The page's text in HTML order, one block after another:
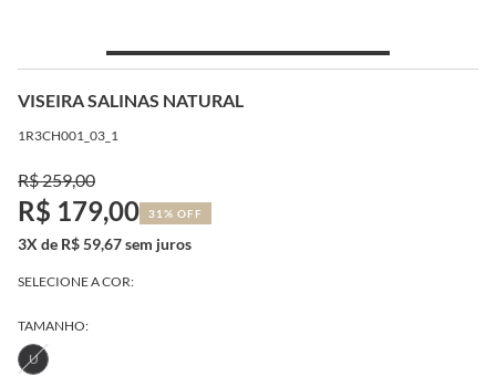
VISEIRA SALINAS NATURAL
1R3CH001_03_1
R$ 259,00
R$ 179,00 31% OFF
3X de R$ 59,67 sem juros
SELECIONE A COR:
TAMANHO:
U